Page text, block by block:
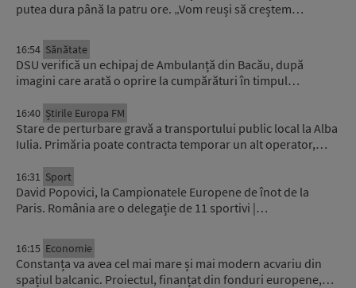
putea dura până la patru ore. „Vom reuși să creștem…
16:54 Sănătate
DSU verifică un echipaj de Ambulanță din Bacău, după
imagini care arată o oprire la cumpărături în timpul…
16:40 Știrile Europa FM
Stare de perturbare gravă a transportului public local la Alba
Iulia. Primăria poate contracta temporar un alt operator,…
16:31 Sport
David Popovici, la Campionatele Europene de înot de la
Paris. România are o delegație de 11 sportivi |…
16:15 Economie
Constanța va avea cel mai mare și mai modern acvariu din
spațiul balcanic. Proiectul, finanțat din fonduri europene,…